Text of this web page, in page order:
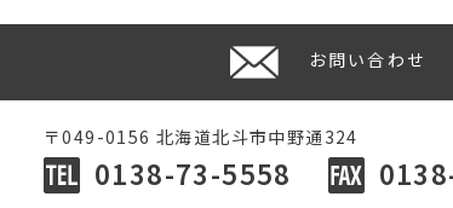
お問い合わせ
〒049-0156 北海道北斗市中野通324
0138-73-5558